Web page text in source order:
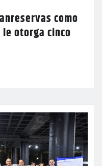
como
le otorga cinco